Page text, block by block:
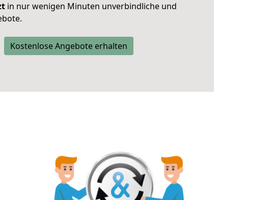
in nur wenigen Minuten unverbindliche und
Kostenlose Angebote erhalten